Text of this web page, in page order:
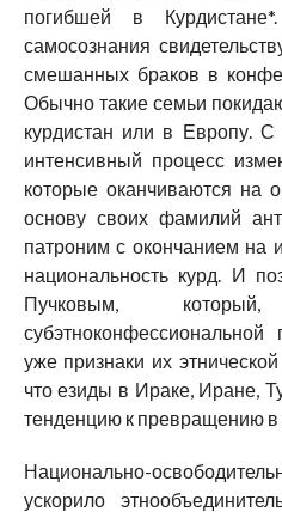
погибшей в
самосознания
смешанных браков в
Обычно такие семьи
курдистан или в Европу.
интенсивный процесс
которые оканчиваются на
основу своих фамилий
патроним с окончанием на
национальность курд. И
Пучковым,
уже признаки их
что езиды в Ираке, Иране,
тенденцию к превращению в
Национально-
ускорило